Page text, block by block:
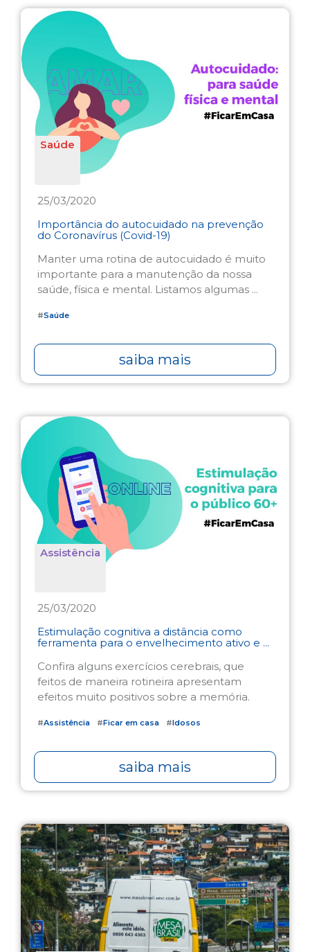
Saúde
25/03/2020
Importância do autocuidado na prevenção
do Coronavírus (Covid-19)
Manter uma rotina de autocuidado é muito
importante para a manutenção da nossa
saúde, física e mental. Listamos algumas ...
#Saúde
saiba mais
Assistência
25/03/2020
Estimulação cognitiva a distância como
ferramenta para o envelhecimento ativo e ...
Confira alguns exercícios cerebrais, que
feitos de maneira rotineira apresentam
efeitos muito positivos sobre a memória.
#Assistência #Ficar em casa #Idosos
saiba mais